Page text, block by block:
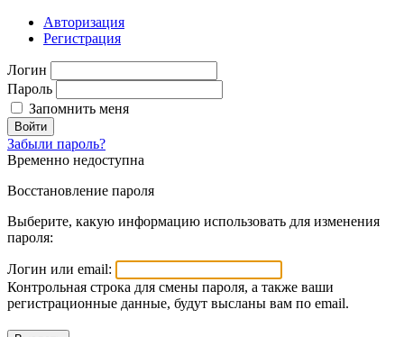
Авторизация
Регистрация
Логин
Пароль
Запомнить меня
Войти
Забыли пароль?
Временно недоступна
Восстановление пароля
Выберите, какую информацию использовать для изменения
пароля:
Логин или email:
Контрольная строка для смены пароля, а также ваши
регистрационные данные, будут высланы вам по email.